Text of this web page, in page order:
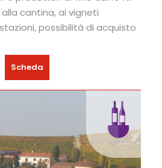
cantina, ai vigneti
possibilità di acquisto
Scheda